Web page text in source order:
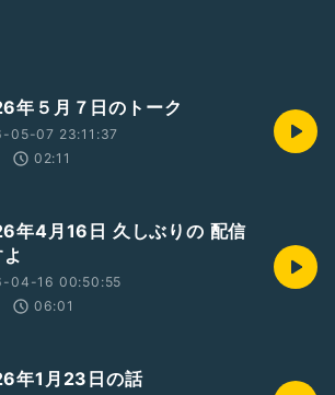
年５月７日のトーク
05-07 23:11:37
02:11
年4月16日 久しぶりの 配信
04-16 00:50:55
06:01
年1月23日の話